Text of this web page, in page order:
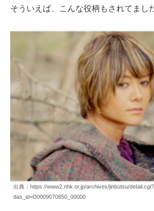
そういえば、こんな役柄もされてまし
出典：https://www2.nhk.or.jp/archives/jinbutsu/detail.cgi?
das_id=D0009070850_00000